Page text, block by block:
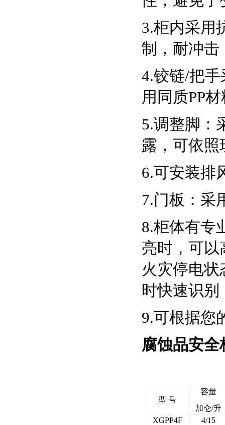
3.柜内采用
制，耐冲击
4.铰链/把
用同质PP
5.调整脚：
露，可依
6.可安装排
7.门板：采
8.柜体有专
亮时，可以
火灾停电
时快速识别
9.可根据您
腐蚀品安全
型 号
容量
加仑/升
XGPP4F
4/15